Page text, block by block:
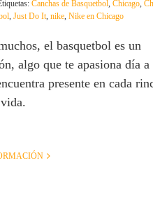
Canchas de Basquetbol, Chicago,
, Just Do It, nike, Nike en Chicago
el basquetbol es un
algo que te apasiona día a
presente en cada